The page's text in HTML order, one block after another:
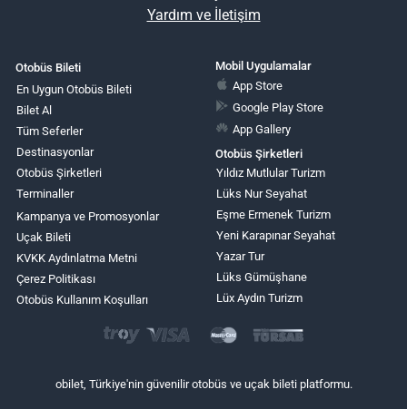
Yardım ve İletişim
Otobüs Bileti
En Uygun Otobüs Bileti
Bilet Al
Tüm Seferler
Destinasyonlar
Otobüs Şirketleri
Terminaller
Kampanya ve Promosyonlar
Uçak Bileti
KVKK Aydınlatma Metni
Çerez Politikası
Otobüs Kullanım Koşulları
Mobil Uygulamalar
App Store
Google Play Store
App Gallery
Otobüs Şirketleri
Yıldız Mutlular Turizm
Lüks Nur Seyahat
Eşme Ermenek Turizm
Yeni Karapınar Seyahat
Yazar Tur
Lüks Gümüşhane
Lüx Aydın Turizm
obilet, Türkiye'nin güvenilir otobüs ve uçak bileti platformu.